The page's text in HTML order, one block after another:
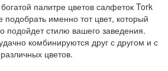
палитре цветов салфеток Tork
подобрать именно тот цвет, который
подойдет стилю вашего заведения.
комбинируются друг с другом и с
цветов.